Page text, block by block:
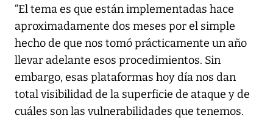
“El tema es que están implementadas hace
aproximadamente dos meses por el simple
hecho de que nos tomó prácticamente un año
llevar adelante esos procedimientos. Sin
embargo, esas plataformas hoy día nos dan
total visibilidad de la superficie de ataque y de
cuáles son las vulnerabilidades que tenemos.